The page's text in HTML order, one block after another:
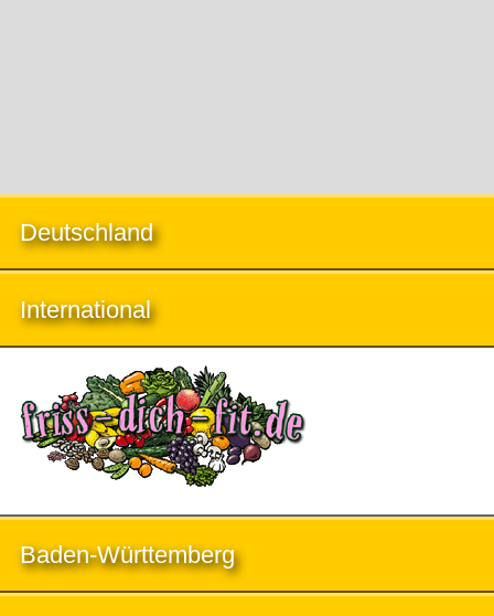
Deutschland
International
Baden-Württemberg